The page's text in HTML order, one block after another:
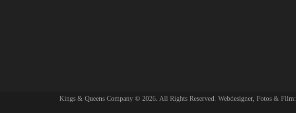
Kings & Queens Company © 2026. All Rights Reserved. Webdesigner, Fotos & Film: